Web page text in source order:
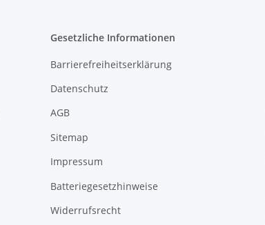
Gesetzliche Informationen
Barrierefreiheitserklärung
Datenschutz
AGB
Sitemap
Impressum
Batteriegesetzhinweise
Widerrufsrecht